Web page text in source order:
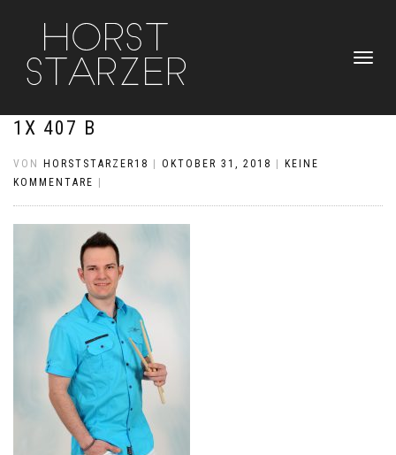
1X 407 B
VON HORSTSTARZER18 OKTOBER 31, 2018
KEINE
KOMMENTARE